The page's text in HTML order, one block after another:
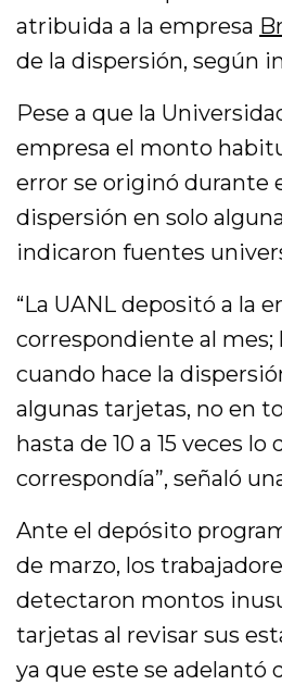
atribuida a la empresa
de la dispersión, según
Pese a que la
empresa el monto
error se originó durante
dispersión en solo
indicaron fuentes
“La UANL depositó a la
correspondiente al mes;
cuando hace la
algunas tarjetas, no en
hasta de 10 a 15 veces lo
correspondía”, señaló
Ante el depósito
de marzo, los
detectaron montos
tarjetas al revisar sus
ya que este se adelantó